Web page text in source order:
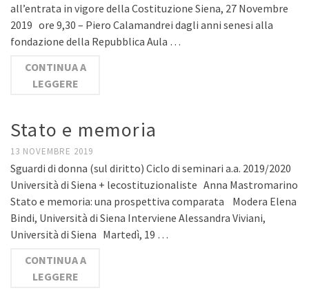
all’entrata in vigore della Costituzione Siena, 27 Novembre
2019 ore 9,30 – Piero Calamandrei dagli anni senesi alla
fondazione della Repubblica Aula …
CONTINUA A
LEGGERE
Stato e memoria
13 NOVEMBRE 2019
Sguardi di donna (sul diritto) Ciclo di seminari a.a. 2019/2020
Università di Siena + lecostituzionaliste Anna Mastromarino
Stato e memoria: una prospettiva comparata Modera Elena
Bindi, Università di Siena Interviene Alessandra Viviani,
Università di Siena Martedì, 19 …
CONTINUA A
LEGGERE